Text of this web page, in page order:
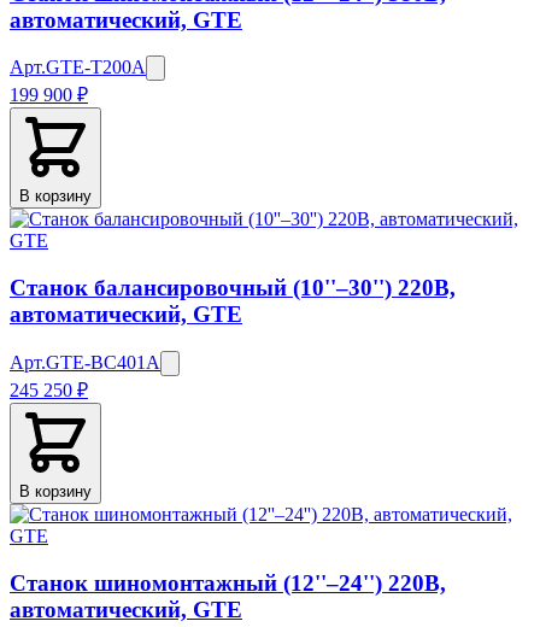
автоматический, GTE
Арт.GTE-T200A
199 900 ₽
В корзину
Станок балансировочный (10''–30'') 220В,
автоматический, GTE
Арт.GTE-BC401A
245 250 ₽
В корзину
Станок шиномонтажный (12''–24'') 220В,
автоматический, GTE